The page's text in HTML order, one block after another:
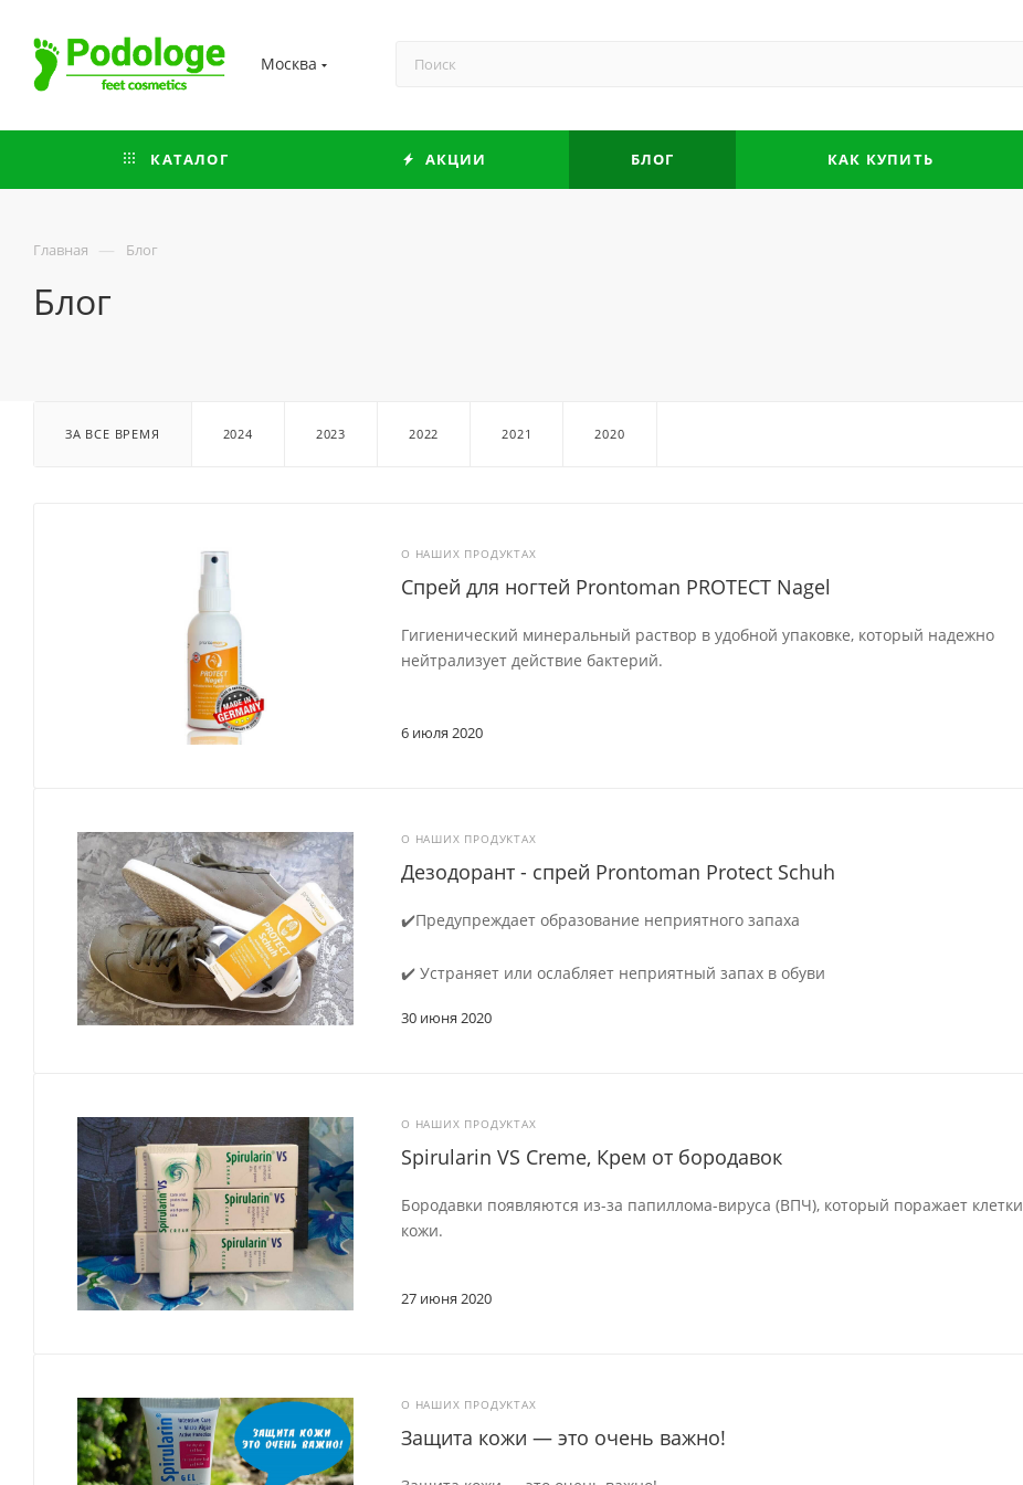
Москва
КАТАЛОГ АКЦИИ БЛОГ КАК КУПИТЬ
Главная — Блог
Блог
ЗА ВСЕ ВРЕМЯ 2024 2023 2022 2021 2020
О НАШИХ ПРОДУКТАХ
6 июля 2020
Спрей для ногтей Prontoman PROTECT Nagel
Гигиенический минеральный раствор в удобной упаковке, который надежно
нейтрализует действие бактерий.
О НАШИХ ПРОДУКТАХ
30 июня 2020
Дезодорант - спрей Prontoman Protect Schuh
✔️Предупреждает образование неприятного запаха
✔️ Устраняет или ослабляет неприятный запах в обуви
О НАШИХ ПРОДУКТАХ
27 июня 2020
Spirularin VS Creme, Крем от бородавок
Бородавки появляются из-за папиллома-вируса (ВПЧ), который поражает клетки
кожи.
О НАШИХ ПРОДУКТАХ
Защита кожи — это очень важно!